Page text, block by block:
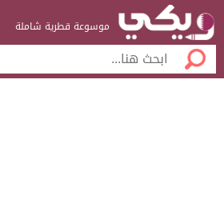
موسوعة قطرية شاملة